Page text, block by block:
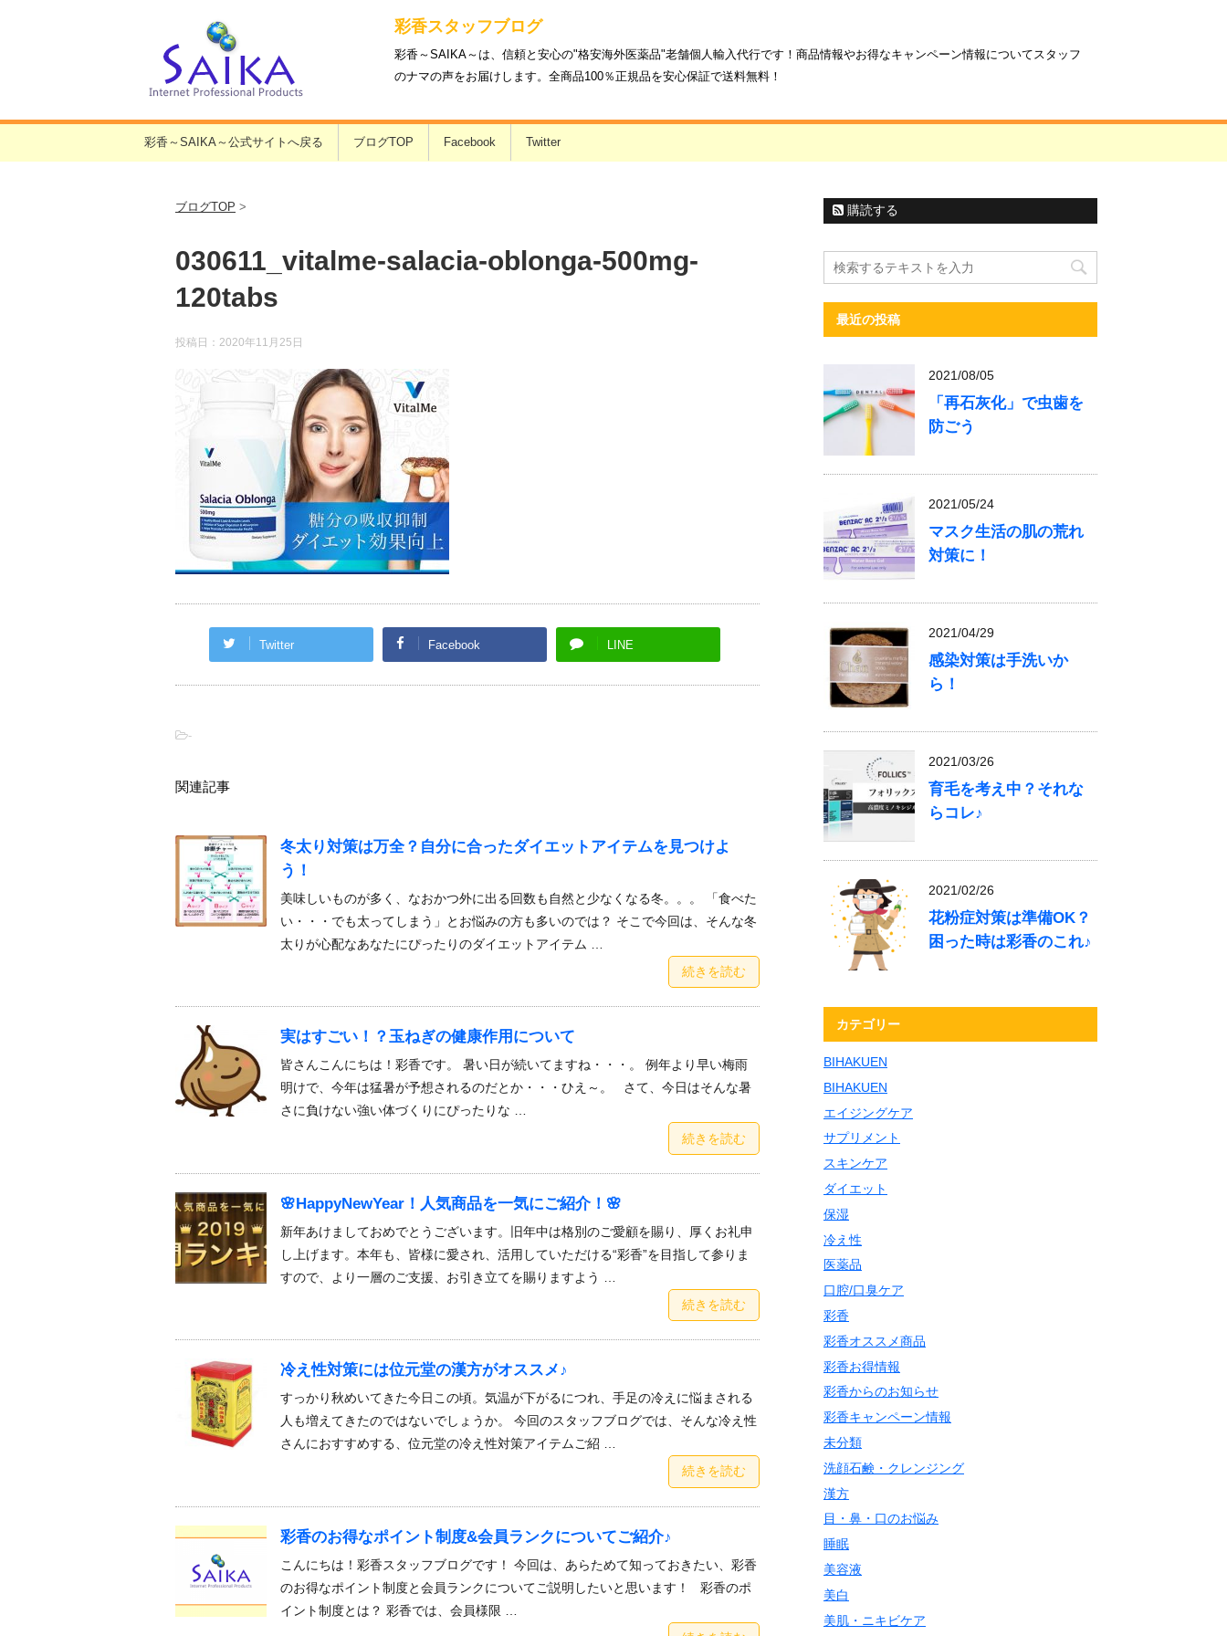
彩香スタッフブログ
彩香～SAIKA～は、信頼と安心の"格安海外医薬品"老舗個人輸入代行です！商品情報やお得なキャンペーン情報についてスタッフ
のナマの声をお届けします。全商品100％正規品を安心保証で送料無料！
彩香～SAIKA～公式サイトへ戻る ブログTOP Facebook Twitter
ブログTOP >
030611_vitalme-salacia-oblonga-500mg-
120tabs
投稿日： 2020年11月25日
Twitter Facebook LINE
-
関連記事
冬太り対策は万全？自分に合ったダイエットアイテムを見つけよ
う！
美味しいものが多く、なおかつ外に出る回数も自然と少なくなる冬。。。 「食べた
い・・・でも太ってしまう」とお悩みの方も多いのでは？ そこで今回は、そんな冬
太りが心配なあなたにぴったりのダイエットアイテム …
続きを読む
実はすごい！？玉ねぎの健康作用について
皆さんこんにちは！彩香です。 暑い日が続いてますね・・・。 例年より早い梅雨
明けで、今年は猛暑が予想されるのだとか・・・ひえ～。 さて、今日はそんな暑
さに負けない強い体づくりにぴったりな …
続きを読む
🌸HappyNewYear！人気商品を一気にご紹介！🌸
新年あけましておめでとうございます。旧年中は格別のご愛顧を賜り、厚くお礼申
し上げます。本年も、皆様に愛され、活用していただける“彩香”を目指して参りま
すので、より一層のご支援、お引き立てを賜りますよう …
続きを読む
冷え性対策には位元堂の漢方がオススメ♪
すっかり秋めいてきた今日この頃。気温が下がるにつれ、手足の冷えに悩まされる
人も増えてきたのではないでしょうか。 今回のスタッフブログでは、そんな冷え性
さんにおすすめする、位元堂の冷え性対策アイテムご紹 …
続きを読む
彩香のお得なポイント制度&会員ランクについてご紹介♪
こんにちは！彩香スタッフブログです！ 今回は、あらためて知っておきたい、彩香
のお得なポイント制度と会員ランクについてご説明したいと思います！ 彩香のポ
イント制度とは？ 彩香では、会員様限 …
購読する
最近の投稿
2021/08/05
「再石灰化」で虫歯を
防ごう
2021/05/24
マスク生活の肌の荒れ
対策に！
2021/04/29
感染対策は手洗いか
ら！
2021/03/26
育毛を考え中？それな
らコレ♪
2021/02/26
花粉症対策は準備OK？
困った時は彩香のこれ♪
カテゴリー
BIHAKUEN
BIHAKUEN
エイジングケア
サプリメント
スキンケア
ダイエット
保湿
冷え性
医薬品
口腔/口臭ケア
彩香
彩香オススメ商品
彩香お得情報
彩香からのお知らせ
彩香キャンペーン情報
未分類
洗顔石鹸・クレンジング
漢方
目・鼻・口のお悩み
睡眠
美容液
美白
美肌・ニキビケア